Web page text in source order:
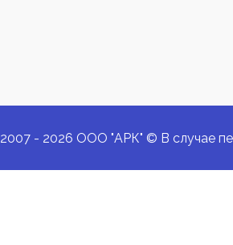
2007 - 2026 ООО "АРК" © В случае